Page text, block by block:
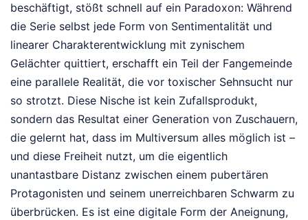
beschäftigt, stößt schnell auf ein Paradoxon: Während
die Serie selbst jede Form von Sentimentalität und
linearer Charakterentwicklung mit zynischem
Gelächter quittiert, erschafft ein Teil der Fangemeinde
eine parallele Realität, die vor toxischer Sehnsucht nur
so strotzt. Diese Nische ist kein Zufallsprodukt,
sondern das Resultat einer Generation von Zuschauern,
die gelernt hat, dass im Multiversum alles möglich ist –
und diese Freiheit nutzt, um die eigentlich
unantastbare Distanz zwischen einem pubertären
Protagonisten und seinem unerreichbaren Schwarm zu
überbrücken. Es ist eine digitale Form der Aneignung,